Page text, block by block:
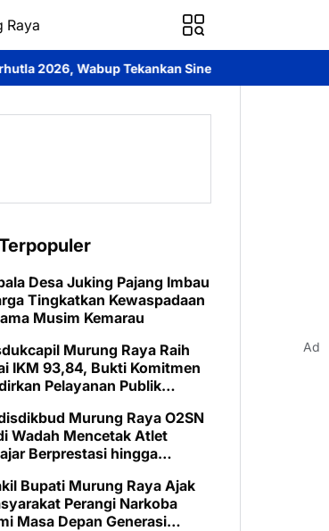
Raya
Sinergi Cegah Kebakaran Hutan
Desa Juking Pajang Imbau
Tingkatkan Kewaspadaan
Musim Kemarau
Murung Raya Raih
IKM 93,84, Bukti Komitmen
Pelayanan Publik
Murung Raya O2SN
Wadah Mencetak Atlet
Berprestasi hingga
Bupati Murung Raya Ajak
Perangi Narkoba
Masa Depan Generasi
Ad